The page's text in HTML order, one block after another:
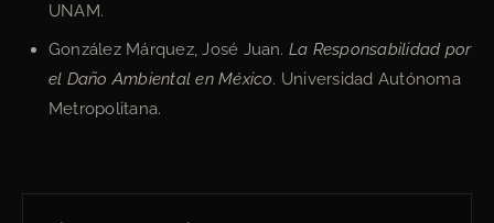
UNAM.
González Márquez, José Juan. La Responsabilidad por
el Daño Ambiental en México. Universidad Autónoma
Metropolitana.